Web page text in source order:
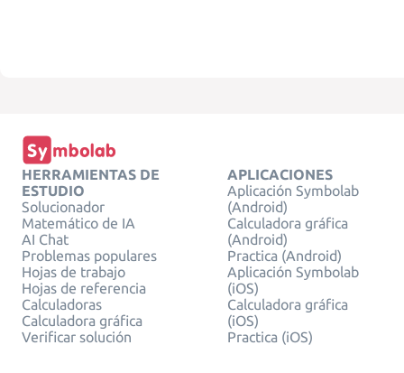
HERRAMIENTAS DE
ESTUDIO
Solucionador
Matemático de IA
AI Chat
Problemas populares
Hojas de trabajo
Hojas de referencia
Calculadoras
Calculadora gráfica
Verificar solución
APLICACIONES
Aplicación Symbolab
(Android)
Calculadora gráfica
(Android)
Practica (Android)
Aplicación Symbolab
(iOS)
Calculadora gráfica
(iOS)
Practica (iOS)